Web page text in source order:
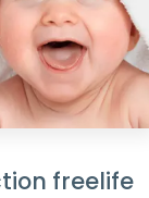
freelife